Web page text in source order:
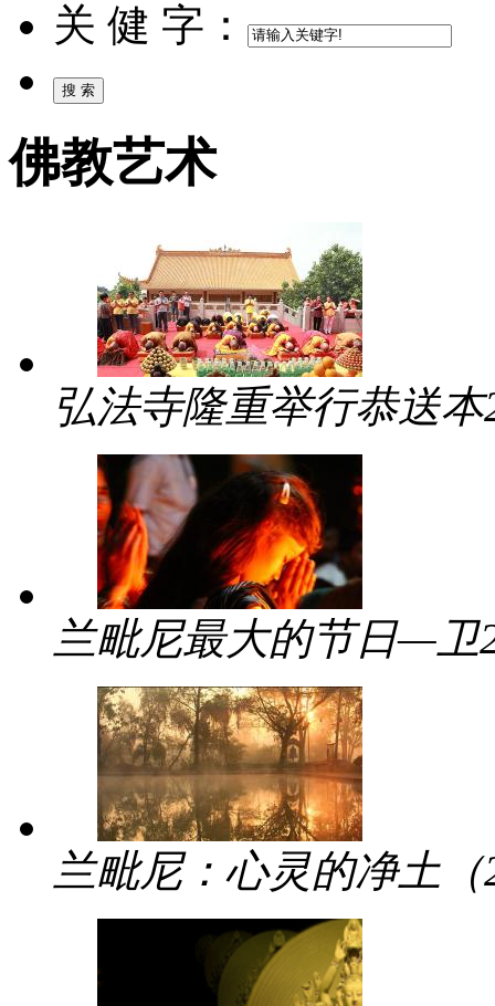
关 健 字：
佛教艺术
弘法寺隆重举行恭送本
兰毗尼最大的节日—卫
兰毗尼：心灵的净土（